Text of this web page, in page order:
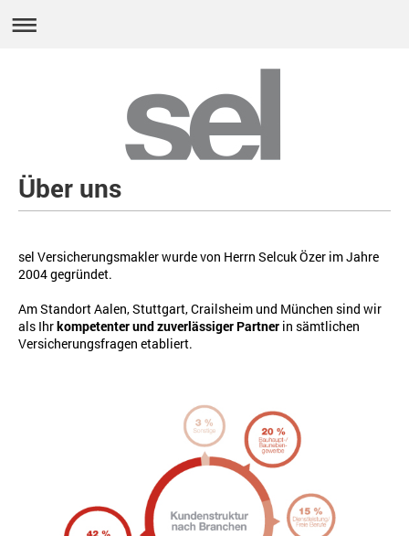
Über uns
sel Versicherungsmakler wurde von Herrn Selcuk Özer im Jahre
2004 gegründet.
Am Standort Aalen, Stuttgart, Crailsheim und München sind wir
als Ihrkompetenter und zuverlässiger Partner in sämtlichen
Versicherungsfragen etabliert.